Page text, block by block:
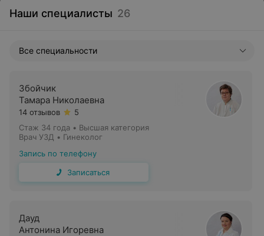
Наши специалисты 26
Все специальности
Збойчик
Тамара Николаевна
14 отзывов
5
Стаж 34 года • Высшая категория
Врач УЗД • Гинеколог
Запись по телефону
Записаться
Дауд
Антонина Игоревна